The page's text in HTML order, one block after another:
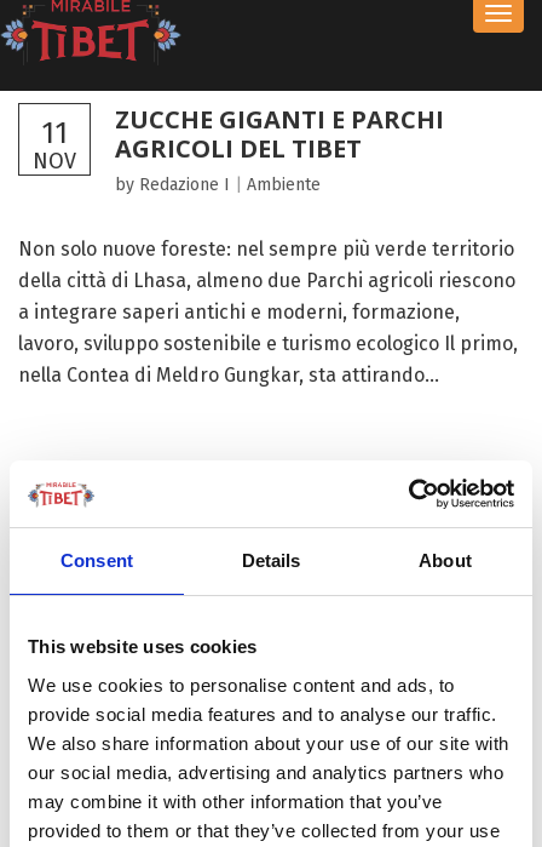
Consent Details About
This website uses cookies
We use cookies to personalise content and ads, to
provide social media features and to analyse our traffic.
We also share information about your use of our site with
our social media, advertising and analytics partners who
may combine it with other information that you’ve
provided to them or that they’ve collected from your use
11
NOV
ZUCCHE GIGANTI E PARCHI
AGRICOLI DEL TIBET
by Redazione I Ambiente
Non solo nuove foreste: nel sempre più verde territorio
della città di Lhasa, almeno due Parchi agricoli riescono
a integrare saperi antichi e moderni, formazione,
lavoro, sviluppo sostenibile e turismo ecologico Il primo,
nella Contea di Meldro Gungkar, sta attirando...
FOCUS TIBET